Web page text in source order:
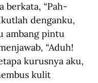
berkata, “Pah-
denganku,
ambang pintu
“Aduh!
kurusnya aku,
kulit